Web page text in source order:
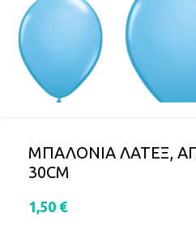
ΜΠΑΛΟΝΙΑ ΛΑΤΕΞ,
30CM
1,50 €